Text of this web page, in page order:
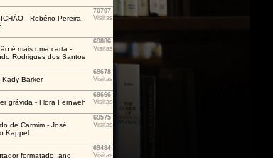
- Robério Pereira
70707
Visitas
é mais uma carta -
Rodrigues dos Santos
69886
Visitas
Kady Barker
69678
Visitas
grávida - Flora Fernweh
69666
Visitas
de Carmim - José
Kappel
69575
Visitas
formatado, ano
69484
Visitas